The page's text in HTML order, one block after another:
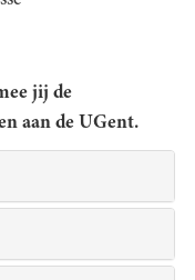
jij de
aan de UGent.